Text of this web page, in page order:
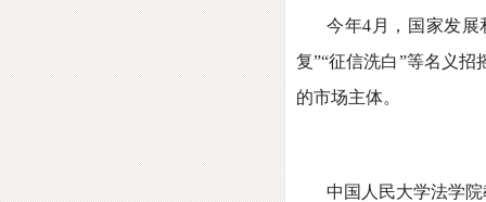
今年4月，国家发展
复”“征信洗白”等名义
的市场主体。
中国人民大学法学